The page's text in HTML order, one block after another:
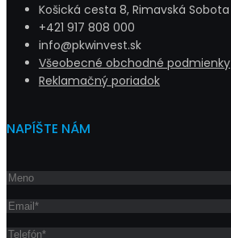
Košická cesta 8, Rimavská Sobota
+421 917 808 000
info@pkwinvest.sk
Všeobecné obchodné podmienky
Reklamačný poriadok
NAPÍŠTE NÁM